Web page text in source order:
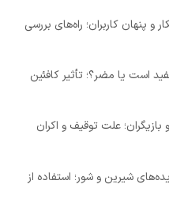
پنهان کاربران؛ راه‌های بررسی
است یا مضر؟؛ تأثیر کافئین
علت توقیف و اکران
شیرین و شور؛ استفاده از